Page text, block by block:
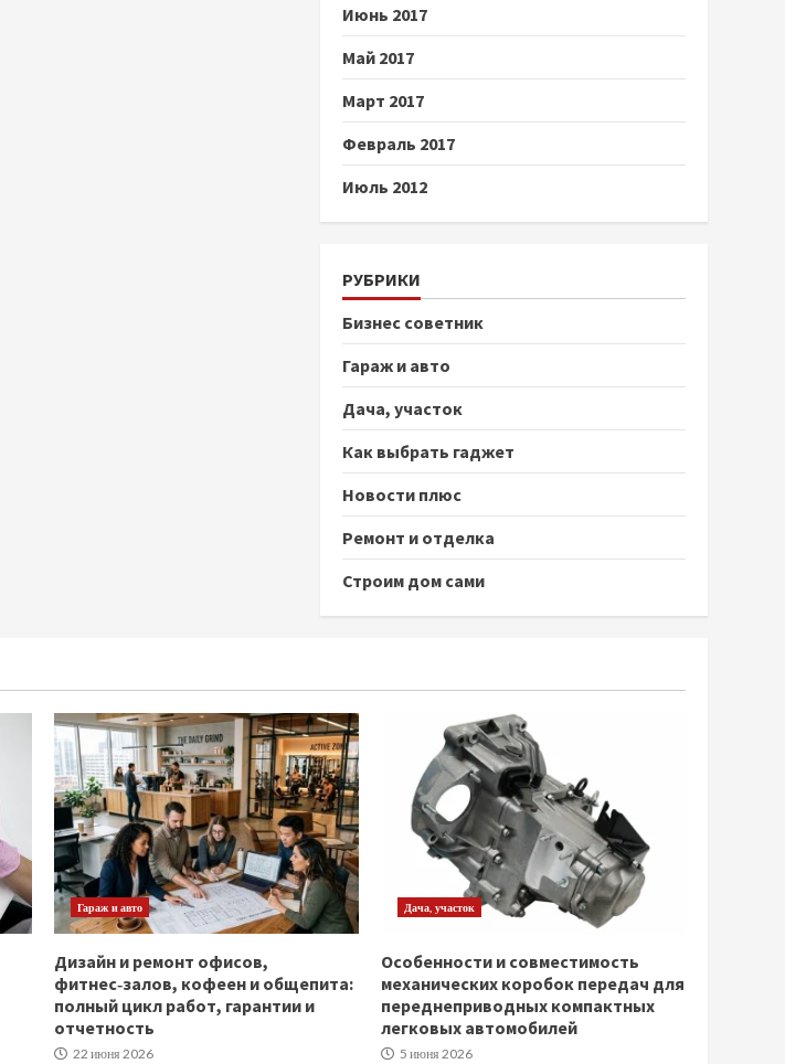
Июнь 2017
Май 2017
Март 2017
Февраль 2017
Июль 2012
РУБРИКИ
Бизнес советник
Гараж и авто
Дача, участок
Как выбрать гаджет
Новости плюс
Ремонт и отделка
Строим дом сами
Гараж и авто
Дизайн и ремонт офисов,
фитнес‑залов, кофеен и общепита:
полный цикл работ, гарантии и
отчетность
22 июня 2026
Дача, участок
Особенности и совместимость
механических коробок передач для
переднеприводных компактных
легковых автомобилей
5 июня 2026